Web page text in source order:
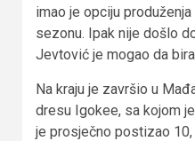
imao je opciju
sezonu. Ipak nije došlo
Jevtović je mogao da
Na kraju je završio u
dresu Igokee, sa kojom
je prosječno postizao